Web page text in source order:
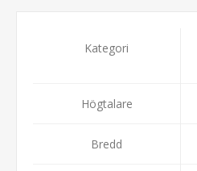
Kategori
Högtalare
Bredd